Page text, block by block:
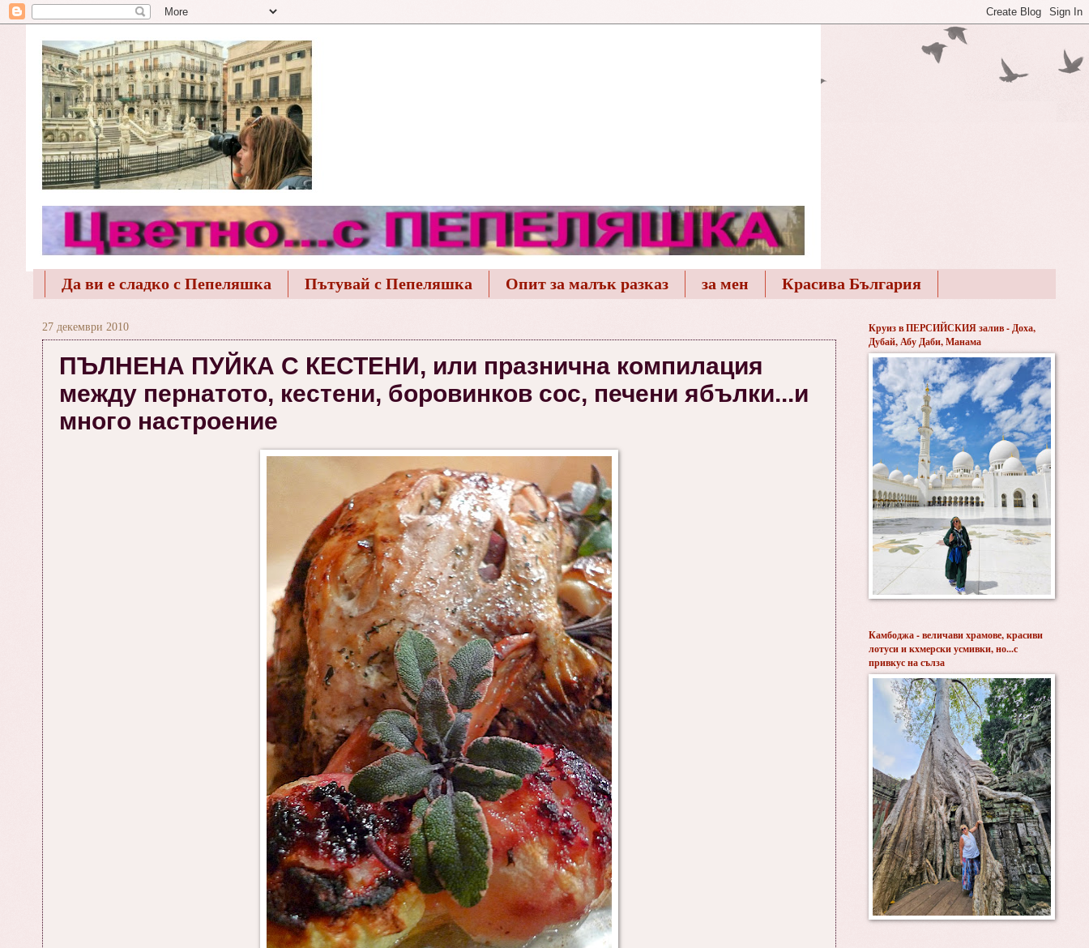
Да ви е сладко с Пепеляшка Пътувай с Пепеляшка Опит за малък разказ за мен Красива България
27 декември 2010
ПЪЛНЕНА ПУЙКА С КЕСТЕНИ, или празнична компилация
между пернатото, кестени, боровинков сос, печени ябълки...и
много настроение
Круиз в ПЕРСИЙСКИЯ залив - Доха,
Дубай, Абу Даби, Манама
Камбоджа - величави храмове, красиви
лотуси и кхмерски усмивки, но...с
привкус на сълза